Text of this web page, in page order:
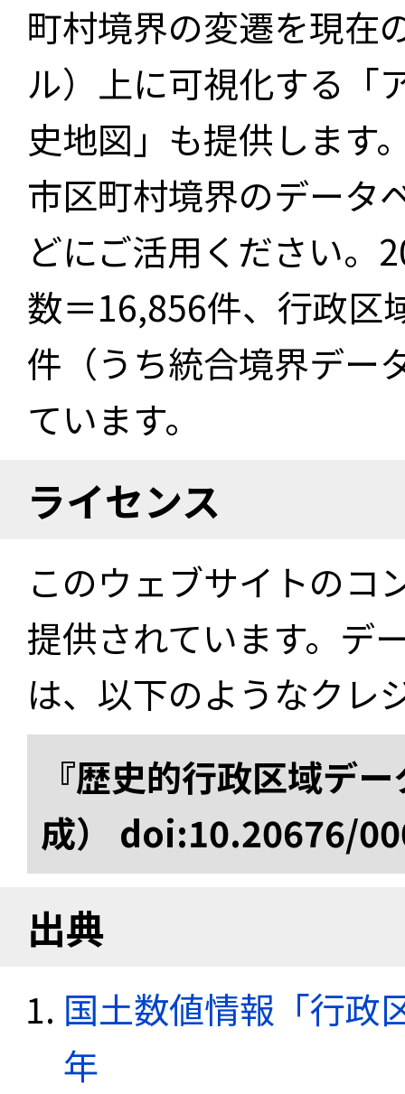
町村境界の変遷を現在
ル）上に可視化する「
史地図」も提供します
市区町村境界のデータ
どにご活用ください。
数＝16,856件、行政区
件（うち統合境界デー
ています。
ライセンス
このウェブサイトのコ
提供されています。デ
は、以下のようなクレ
『歴史的行政区域デ
成） doi:10.20676/
出典
国土数値情報「行政
年